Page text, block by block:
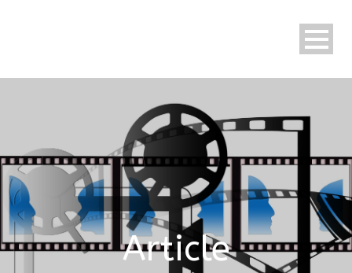
Article